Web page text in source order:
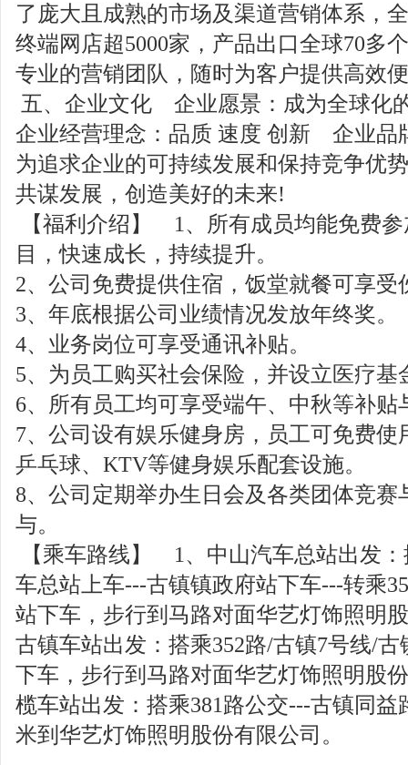
了庞大且成熟的市场及渠道营销体系，
终端网店超5000家，产品出口全球70多
专业的营销团队，随时为客户提供高效
五、企业文化 企业愿景：成为全球化
企业经营理念：品质 速度 创新 企业
为追求企业的可持续发展和保持竞争优
共谋发展，创造美好的未来!
【福利介绍】 1、所有成员均能免费
目，快速成长，持续提升。
2、公司免费提供住宿，饭堂就餐可享受
3、年底根据公司业绩情况发放年终奖。
4、业务岗位可享受通讯补贴。
5、为员工购买社会保险，并设立医疗基
6、所有员工均可享受端午、中秋等补贴
7、公司设有娱乐健身房，员工可免费
乒乓球、KTV等健身娱乐配套设施。
8、公司定期举办生日会及各类团体竞
与。
【乘车路线】 1、中山汽车总站出发
车总站上车---古镇镇政府站下车---转乘
站下车，步行到马路对面华艺灯饰照明
古镇车站出发：搭乘352路/古镇7号线/
下车，步行到马路对面华艺灯饰照明股
榄车站出发：搭乘381路公交---古镇同益
米到华艺灯饰照明股份有限公司。